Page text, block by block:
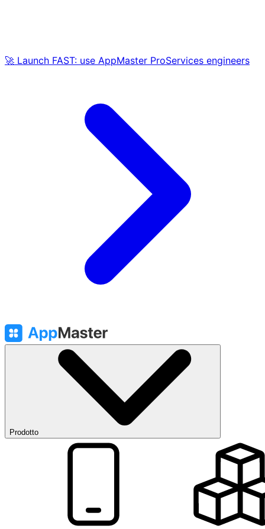
🚀 Launch FAST: use AppMaster ProServices engineers
Prodotto